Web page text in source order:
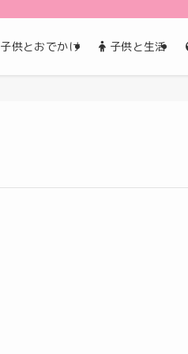
子供とおでかけ 子供と生活